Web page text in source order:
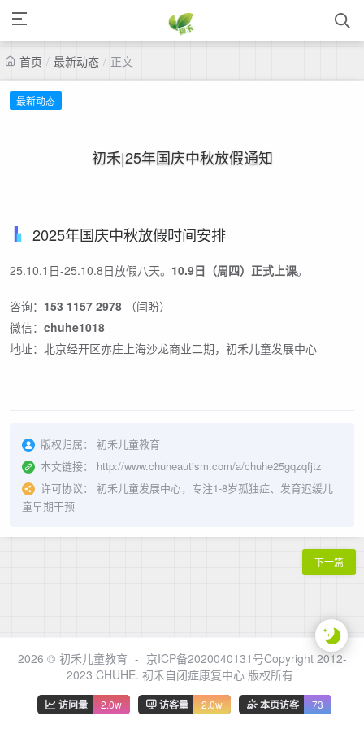
首页 / 最新动态 / 正文
最新动态
初禾|25年国庆中秋放假通知
2025年国庆中秋放假时间安排
25.10.1日-25.10.8日放假八天。 10.9日（周四）正式上课。
咨询： 153 1157 2978 （闫盼）
微信： chuhe1018
地址：北京经开区亦庄上海沙龙商业二期，初禾儿童发展中心
版权归属：
初禾儿童教育
本文链接：
http://www.chuheautism.com/a/chuhe25gqzqfjtz
许可协议：
初禾儿童发展中心，专注1-8岁孤独症、发育迟缓儿
童早期干预
下一篇
2026 © 初禾儿童教育 - 京ICP备2020040131号Copyright 2012-
2023 CHUHE. 初禾自闭症康复中心 版权所有
访问量 2.0w 访客量 2.0w 本页访客 73